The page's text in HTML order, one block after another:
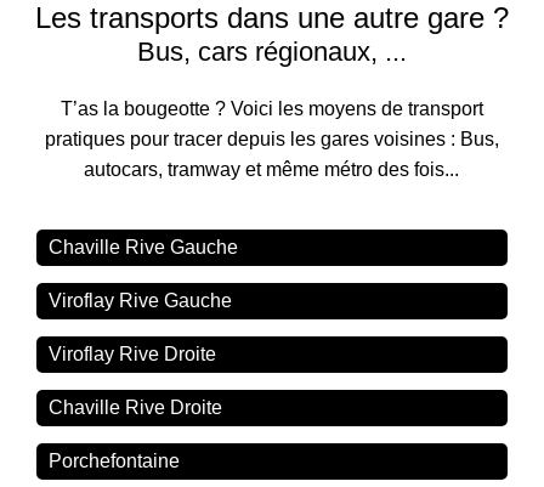
Les transports dans une autre gare ?
Bus, cars régionaux, ...
T’as la bougeotte ? Voici les moyens de transport
pratiques pour tracer depuis les gares voisines : Bus,
autocars, tramway et même métro des fois...
Chaville Rive Gauche
Viroflay Rive Gauche
Viroflay Rive Droite
Chaville Rive Droite
Porchefontaine